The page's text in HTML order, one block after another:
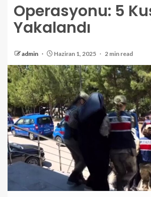
Operasyonu: 5
Yakalandı
admin Haziran 1, 2025 2 min read